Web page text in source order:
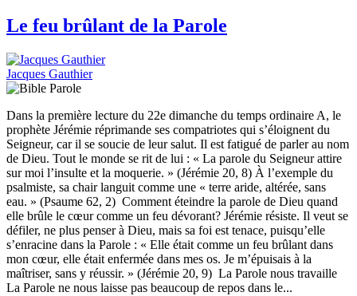
Le feu brûlant de la Parole
Jacques Gauthier
Dans la première lecture du 22e dimanche du temps ordinaire A, le
prophète Jérémie réprimande ses compatriotes qui s’éloignent du
Seigneur, car il se soucie de leur salut. Il est fatigué de parler au nom
de Dieu. Tout le monde se rit de lui : « La parole du Seigneur attire
sur moi l’insulte et la moquerie. » (Jérémie 20, 8) À l’exemple du
psalmiste, sa chair languit comme une « terre aride, altérée, sans
eau. » (Psaume 62, 2) Comment éteindre la parole de Dieu quand
elle brûle le cœur comme un feu dévorant? Jérémie résiste. Il veut se
défiler, ne plus penser à Dieu, mais sa foi est tenace, puisqu’elle
s’enracine dans la Parole : « Elle était comme un feu brûlant dans
mon cœur, elle était enfermée dans mes os. Je m’épuisais à la
maîtriser, sans y réussir. » (Jérémie 20, 9) La Parole nous travaille
La Parole ne nous laisse pas beaucoup de repos dans le...